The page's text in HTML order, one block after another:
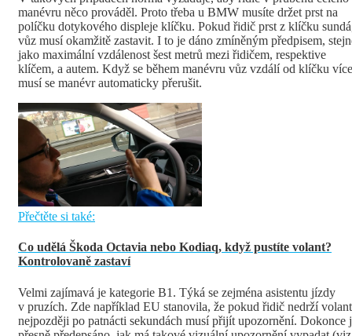
manévru něco prováděl. Proto třeba u BMW musíte držet prst na
políčku dotykového displeje klíčku. Pokud řidič prst z klíčku
vůz musí okamžitě zastavit. I to je dáno zmíněným předpisem,
jako maximální vzdálenost šest metrů mezi řidičem, respektive
klíčem, a autem. Když se během manévru vůz vzdálí od klíčku
musí se manévr automaticky přerušit.
Přečtěte si také:
Co udělá Škoda Octavia nebo Kodiaq, když pustíte volant?
Kontrolovaně zastaví
Velmi zajímavá je kategorie B1. Týká se zejména asistentu jízdy
v pruzích. Zde například EU stanovila, že pokud řidič nedrží
nejpozději po patnácti sekundách musí přijít upozornění. Dokonce